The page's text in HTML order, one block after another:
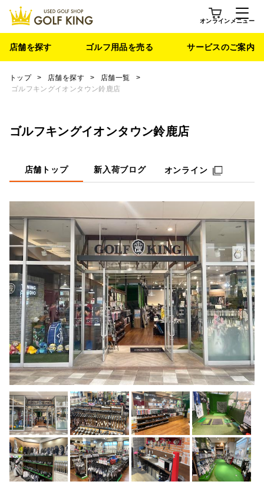
オンライン メニュー
店舗を探す ゴルフ用品を売る サービスのご案内
トップ > 店舗を探す > 店舗一覧
>
ゴルフキングイオンタウン鈴鹿店
ゴルフキングイオンタウン鈴鹿店
店舗トップ 新入荷ブログ オンライン